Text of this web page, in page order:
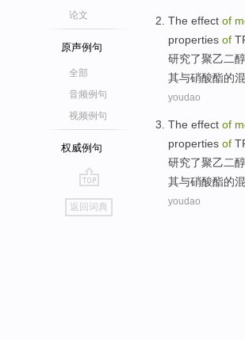
论文
原声例句
全部
音频例句
视频例句
权威例句
go
top
返回词典
The effect of
properties of
研究了聚乙二醇
其与硝酸酯的混
youdao
The effect of
properties of
研究了聚乙二醇
其与硝酸酯的混
youdao